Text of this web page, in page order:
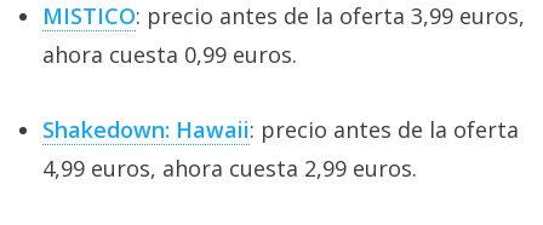
MISTICO: precio antes de la oferta 3,99 euros,
ahora cuesta 0,99 euros.
Shakedown: Hawaii: precio antes de la oferta
4,99 euros, ahora cuesta 2,99 euros.